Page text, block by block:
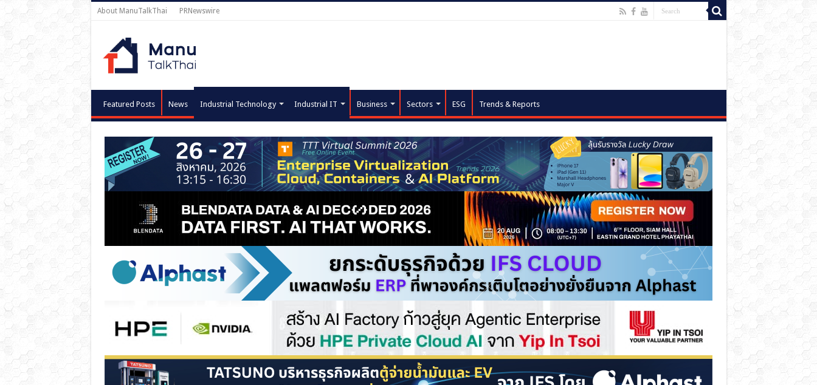
About ManuTalkThai PRNewswire
Featured Posts News Industrial Technology Industrial IT Business Sectors ESG Trends & Reports